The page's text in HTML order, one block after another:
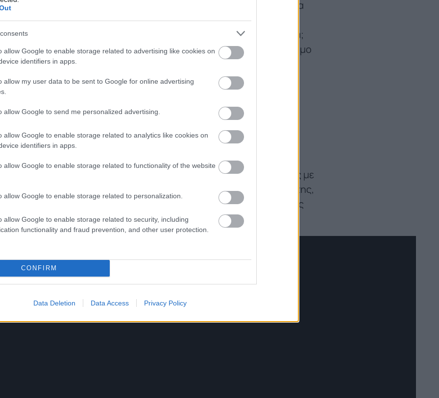
allow Google to enable storage related to advertising like cookies on
identifiers in apps.
allow my user data to be sent to Google for online advertising
allow Google to send me personalized advertising.
allow Google to enable storage related to analytics like cookies on
identifiers in apps.
allow Google to enable storage related to functionality of the website
allow Google to enable storage related to personalization.
allow Google to enable storage related to security, including
functionality and fraud prevention, and other user protection.
CONFIRM
Data Deletion Data Access Privacy Policy
Για να ξετυλίξουμε το μίτο αυτών των ιστοριών πρέπει να
Πρώτον, πώς παράγονται οι πρώτες ύλες που συνθέτουν τα
τι συμβαίνει με τα προϊόντα που δεν χρησιμοποιούμε πια;
κυριαρχούν ως τα πιο κρίσιμα τεχνολογικά προβλήματα στο δρόμο
επανάσταση.
Γρηγορότερα, Καλύτερα
και όλοι οι τρόποι που τα συνθέτουμε, σχηματίζουμε και
(από οδοντόκρεμες μέχρι αυτοκίνητα, από κινητά μέχρι
μέχρι super-computers) γίνεται για περισσότερο από
προσπάθεια ανθρώπων και μηχανών που ονομάζουμε
παραγωγή αγαθών ξεκίνησε πριν από περίπου δύο αιώνες με
και αυτή τη στιγμή βρισκόμαστε σε μια νέα κορύφωση της,
4.0). Τι σημαίνει αυτός ο όρος και πως επηρεάζει όλους μας
από τα ακόλουθα βίντεο.